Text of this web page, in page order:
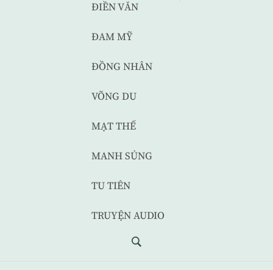
ĐIỀN VĂN
ĐAM MỸ
ĐỒNG NHÂN
VÕNG DU
MẠT THẾ
MANH SỦNG
TU TIÊN
TRUYỆN AUDIO